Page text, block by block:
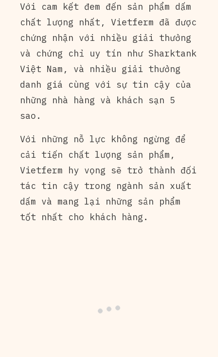
Với cam kết đem đến sản phẩm dấm
chất lượng nhất, Vietferm đã được
chứng nhận với nhiều giải thưởng
và chứng chỉ uy tín như Sharktank
Việt Nam, và nhiều giải thưởng
danh giá cùng với sự tin cậy của
những nhà hàng và khách sạn 5
sao.
Với những nỗ lực không ngừng để
cải tiến chất lượng sản phẩm,
Vietferm hy vọng sẽ trở thành đối
tác tin cậy trong ngành sản xuất
dấm và mang lại những sản phẩm
tốt nhất cho khách hàng.